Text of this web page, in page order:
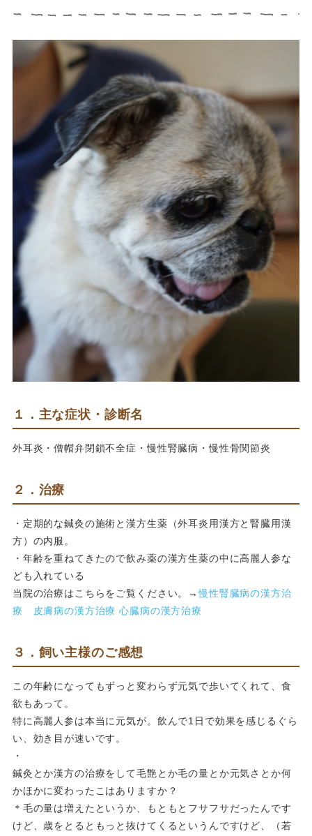
１．主な症状・診断名
外耳炎・僧帽弁閉鎖不全症・慢性腎臓病・慢性骨関節炎
２．治療
・定期的な鍼灸の施術と漢方生薬（外耳炎用漢方と腎臓用漢
方）の内服。
・年齢を重ねてきたので飲み薬の漢方生薬の中に高麗人参な
ども入れている
当院の治療はこちらをご覧ください。→慢性腎臓病の漢方治
療
皮膚病の漢方治療 心臓病の漢方治療
３．飼い主様のご感想
この年齢になってもずっと変わらず元気で歩いてくれて、食
欲もあって。
特に高麗人参は本当に元気が。飲んで1日で効果を感じるぐら
い、効き目が速いです。
・
鍼灸とか漢方の治療をして毛艶とか毛の量とか元気さとか何
かほかに変わったこはありますか？
＊毛の量は増えたというか、もともとフサフサだったんです
けど、歳をとるともっと抜けてくるというんですけど、（若